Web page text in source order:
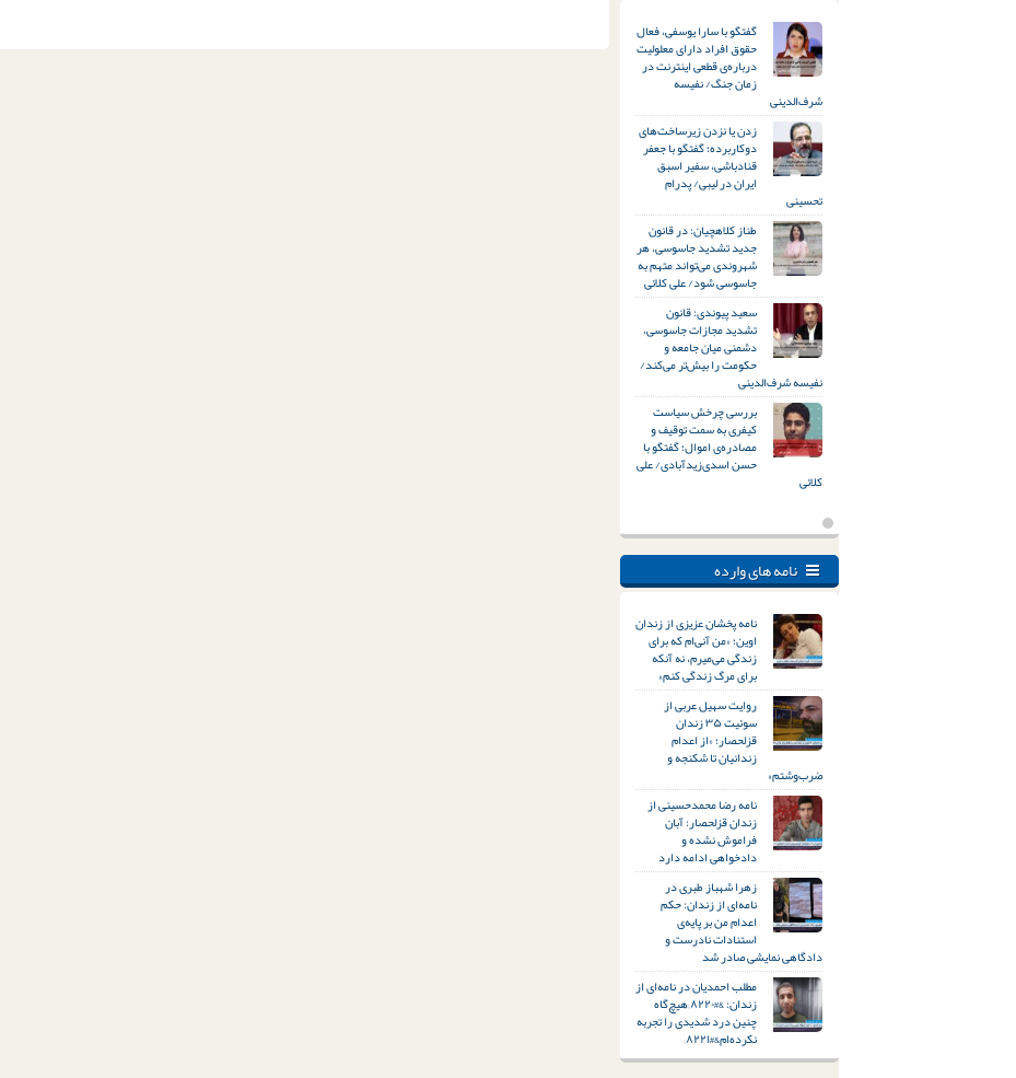
گفتگو با سارا یوسفی، فعال
حقوق افراد دارای معلولیت
درباره‌ی قطعی اینترنت در
زمان جنگ/ نفیسه
شرف‌الدینی
زدن یا نزدن زیرساخت‌های
دوکاربرده؛ گفتگو با جعفر
قنادباشی، سفیر اسبق
ایران در لیبی/ پدرام
تحسینی
طناز کلاهچیان: در قانون
جدید تشدید جاسوسی، هر
شهروندی می‌تواند متهم به
جاسوسی شود/ علی کلائی
سعید پیوندی: قانون
تشدید مجازات جاسوسی،
دشمنی میان جامعه و
حکومت را بیش‌تر می‌کند/
نفیسه شرف‌الدینی
بررسی چرخش سیاست
کیفری به سمت توقیف و
مصادره‌ی اموال؛ گفتگو با
حسن اسدی‌زیدآبادی/ علی
کلائی
نامه های وارده
نامه پخشان عزیزی از زندان
اوین؛ «من آنی‌ام که برای
زندگی می‌میرم، نه آنکه
برای مرگ زندگی کنم»
روایت سهیل عربی از
سوئیت ۳۵ زندان
قزلحصار؛ «از اعدام
زندانیان تا شکنجه و
ضرب‌وشتم»
نامه رضا محمدحسینی از
زندان قزلحصار: آبان
فراموش نشده و
دادخواهی ادامه دارد
زهرا شهباز طبری در
نامه‌ای از زندان: حکم
اعدام من بر پایه‌ی
استنادات نادرست و
دادگاهی نمایشی صادر شد
مطلب احمدیان در نامه‌ای از
زندان: &#۸۲۲۰;هیچ‌گاه
چنین درد شدیدی را تجربه
نکرده‌ام&#۸۲۲۱;